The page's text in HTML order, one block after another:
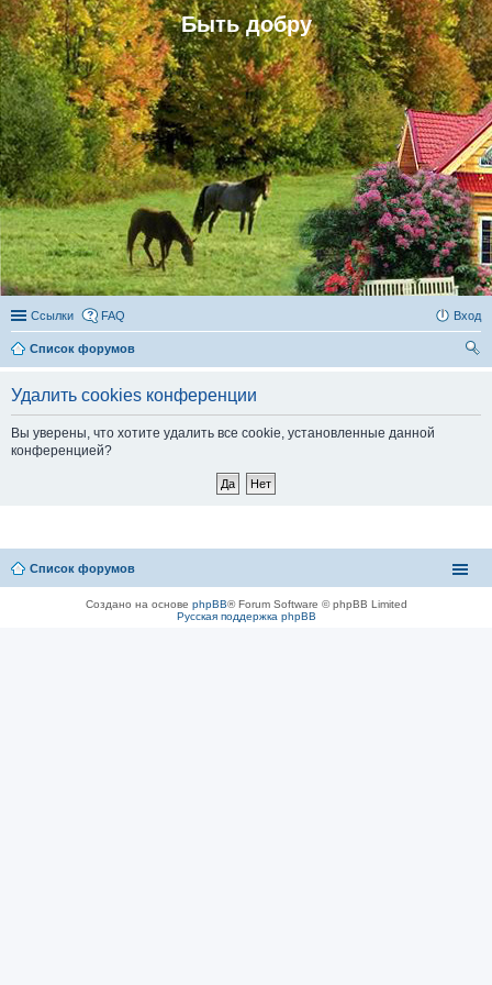
Быть добру
Ссылки FAQ Вход
Список форумов
Удалить cookies конференции
Вы уверены, что хотите удалить все cookie, установленные данной
конференцией?
Список форумов
Создано на основе phpBB® Forum Software © phpBB Limited
Русская поддержка phpBB